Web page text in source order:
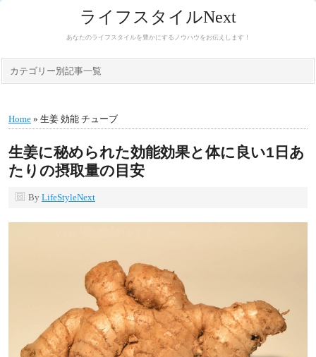
ライフスタイルNext
あなたのライフスタイルを豊かにするノウハウをお伝えします！
カテゴリー別記事一覧
Home » 生姜 効能 チューブ
生姜に秘められた効能効果と体に良い1日あ
たりの摂取量の目安
By LifeStyleNext